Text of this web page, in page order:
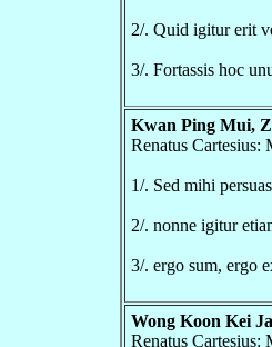
2/. Quid igitur erit
3/. Fortassis hoc
Kwan Ping Mui,
Renatus Cartesius:
1/. Sed mihi
2/. nonne igitur
3/. ergo sum, ergo
Wong Koon Kei
Renatus Cartesius: